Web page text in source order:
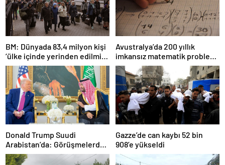
BM: Dünyada 83,4 milyon kişi
‘ülke içinde yerinden edilmiş’
olarak yaşıyor
Avustralya’da 200 yıllık
imkansız matematik problemi
çözüldü
Donald Trump Suudi
Arabistan’da: Görüşmelerde
uyukladı
Gazze’de can kaybı 52 bin
908’e yükseldi